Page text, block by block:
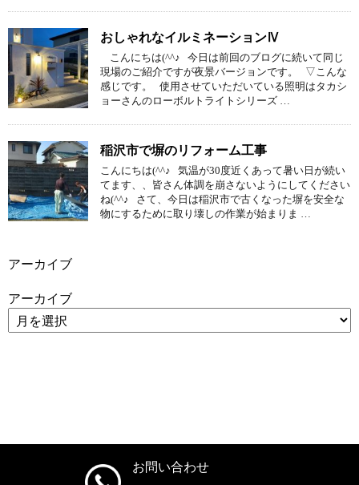
おしゃれなイルミネーションⅣ
こんにちは(^^♪ 今日は前回のブログに続いて同じ
現場のご紹介ですが夜景バージョンです。 ▽こんな
感じです。 使用させていただいている照明はタカシ
ョーさんのローボルトライトシリーズ …
稲沢市で塀のリフォーム工事
こんにちは(^^♪ 気温が30度近くあって暑い日が続い
てます、、皆さん体調を崩さないようにしてください
ね(^^♪ さて、今日は稲沢市で古くなった塀を安全な
物にするために取り壊しの作業が始まりま …
アーカイブ
アーカイブ
お問い合わせ